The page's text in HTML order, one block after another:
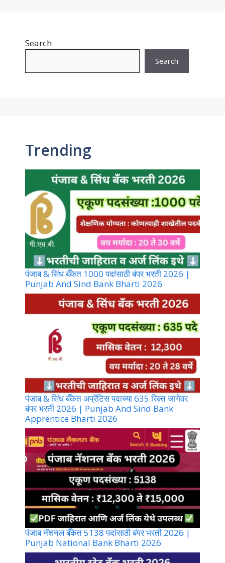
Search
Search
Trending
पंजाब & सिंध बँकेत 1000 पदांसाठी बंपर भरती 2026 |
Punjab And Sind Bank Bharti 2026
पंजाब & सिंध बँकेत अप्रेंटिस पदाच्या 635 रिक्त जागेवर
बंपर भरती 2026 | Punjab And Sind Bank
Apprentice Bharti 2026
पंजाब नॅशनल बँकेत 5138 पदांसाठी बंपर भरती 2026 |
Punjab National Bank Bharti 2026